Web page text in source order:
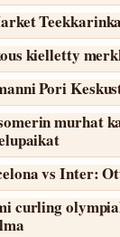
kielletty
Pori
murhat
vs Inter:
curling